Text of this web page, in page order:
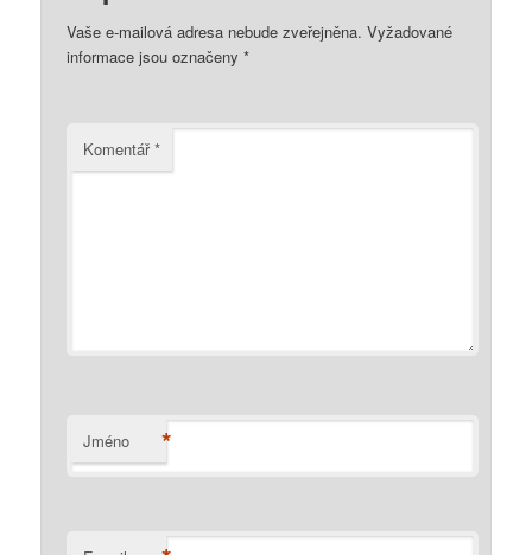
Vaše e-mailová adresa nebude zveřejněna. Vyžadované
informace jsou označeny*
Komentář*
Jméno *